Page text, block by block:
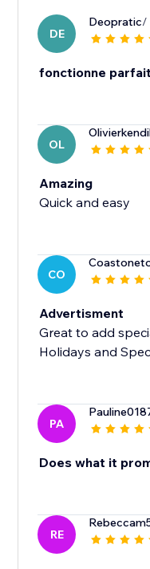
DE
Deopratic/
fonctionne
OL
Amazing
Quick and easy
CO
Advertisment
Great to add
Holidays and
PA
Does what it
RE